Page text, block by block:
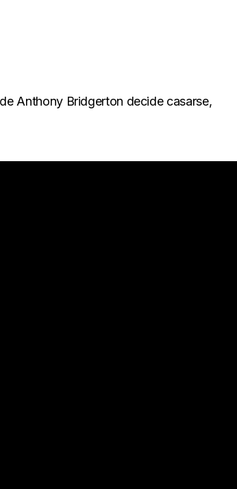
Anthony Bridgerton decide casarse,